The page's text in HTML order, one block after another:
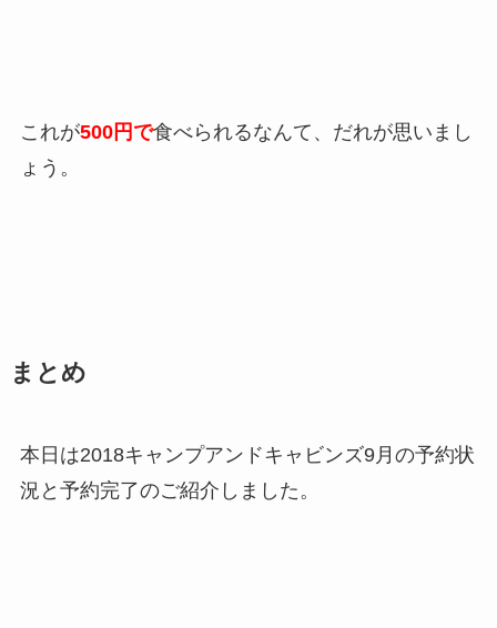
これが500円で食べられるなんて、だれが思いまし
ょう。
まとめ
本日は2018キャンプアンドキャビンズ9月の予約状
況と予約完了のご紹介しました。